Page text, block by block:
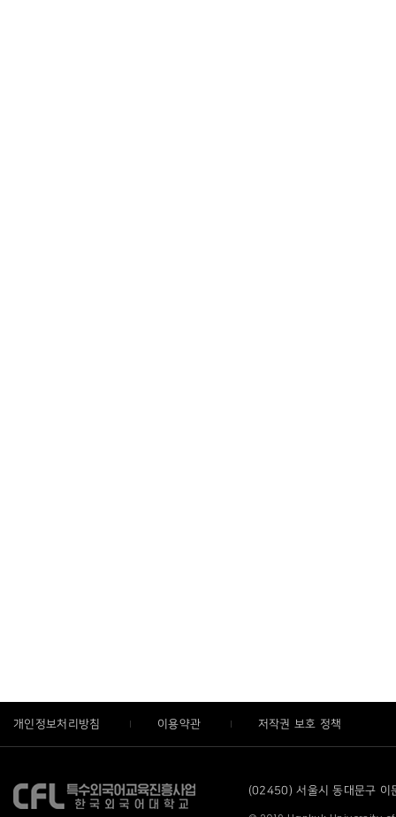
개인정보처리방침 이용약관 저작권 보호 정책
(02450) 서울시 동대문구